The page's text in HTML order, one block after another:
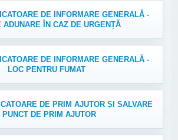
DE INFORMARE GENERALĂ -
ADUNARE ÎN CAZ DE URGENȚĂ
DE INFORMARE GENERALĂ -
LOC PENTRU FUMAT
DE PRIM AJUTOR ȘI SALVARE
PUNCT DE PRIM AJUTOR